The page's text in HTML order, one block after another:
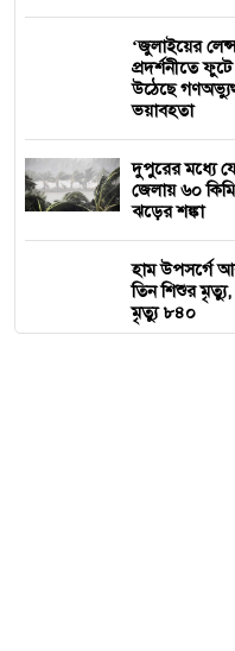
‘জুলাইয়ের
প্রদর্শনীতে ফুটে
উঠেছে
ভয়াবহতা
দুপুরের মধ্যে
জেলায় ৬০
ঝড়ের শঙ্কা
হাম উপসর্গে
তিন শিশুর
মৃত্যু ৮৪০